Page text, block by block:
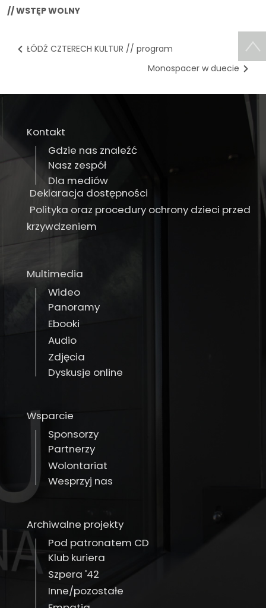
// WSTĘP WOLNY
ŁÓDŹ CZTERECH KULTUR // program
Monospacer w duecie
Kontakt
Gdzie nas znaleźć
Nasz zespół
Dla mediów
Deklaracja dostępności
Polityka oraz procedury ochrony dzieci przed
krzywdzeniem
Multimedia
Wideo
Panoramy
Ebooki
Audio
Zdjęcia
Dyskusje online
Wsparcie
Sponsorzy
Partnerzy
Wolontariat
Wesprzyj nas
Archiwalne projekty
Pod patronatem CD
Klub kuriera
Szpera '42
Inne/pozostałe